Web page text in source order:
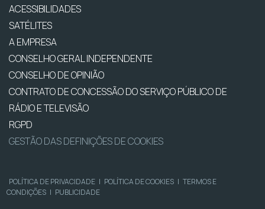
ACESSIBILIDADES
SATÉLITES
A EMPRESA
CONSELHO GERAL INDEPENDENTE
CONSELHO DE OPINIÃO
CONTRATO DE CONCESSÃO DO SERVIÇO PÚBLICO DE
RÁDIO E TELEVISÃO
RGPD
GESTÃO DAS DEFINIÇÕES DE COOKIES
POLÍTICA DE PRIVACIDADE | POLÍTICA DE COOKIES | TERMOS E
CONDIÇÕES | PUBLICIDADE